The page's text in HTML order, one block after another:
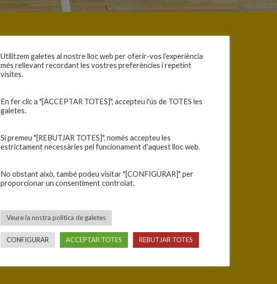
Utilitzem galetes al nostre lloc web per oferir-vos l’experiència
més rellevant recordant les vostres preferències i repetint
visites.
En fer clic a "[ACCEPTAR TOTES]", accepteu l'ús de TOTES les
galetes.
Si premeu "[REBUTJAR TOTES]", només accepteu les
estrictament necessàries pel funcionament d'aquest lloc web.
No obstant això, també podeu visitar "[CONFIGURAR]" per
proporcionar un consentiment controlat.
Veure la nostra política de galetes
CONFIGURAR ACCEPTAR TOTES REBUTJAR TOTES